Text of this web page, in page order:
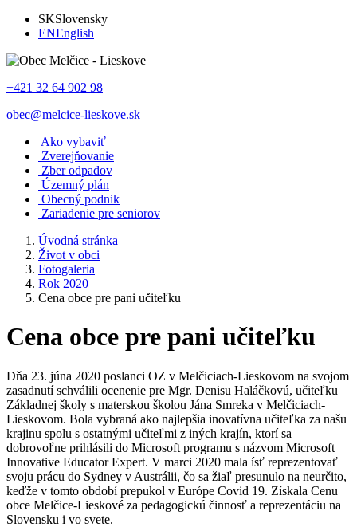
SKSlovensky
ENEnglish
+421 32 64 902 98
obec@melcice-lieskove.sk
Ako vybaviť
Zverejňovanie
Zber odpadov
Územný plán
Obecný podnik
Zariadenie pre seniorov
Úvodná stránka
Život v obci
Fotogaleria
Rok 2020
Cena obce pre pani učiteľku
Cena obce pre pani učiteľku
Dňa 23. júna 2020 poslanci OZ v Melčiciach-Lieskovom na svojom
zasadnutí schválili ocenenie pre Mgr. Denisu Haláčkovú, učiteľku
Základnej školy s materskou školou Jána Smreka v Melčiciach-
Lieskovom. Bola vybraná ako najlepšia inovatívna učiteľka za našu
krajinu spolu s ostatnými učiteľmi z iných krajín, ktorí sa
dobrovoľne prihlásili do Microsoft programu s názvom Microsoft
Innovative Educator Expert. V marci 2020 mala ísť reprezentovať
svoju prácu do Sydney v Austrálii, čo sa žiaľ presunulo na neurčito,
keďže v tomto období prepukol v Európe Covid 19. Získala Cenu
obce Melčice-Lieskové za pedagogickú činnosť a reprezentáciu na
Slovensku i vo svete.